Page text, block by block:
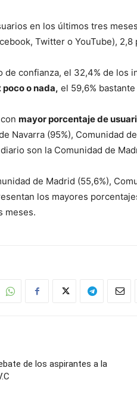
en los últimos tres
Twitter o YouTube),
de confianza, el 32,4% de los
o nada, el 59,6%
mayor porcentaje de
Navarra (95%), Comunidad
son la Comunidad de
de Madrid (55,6%),
los mayores
meses.
de los aspirantes a la